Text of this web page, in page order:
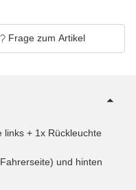
Frage zum Artikel
links + 1x Rückleuchte
und hinten